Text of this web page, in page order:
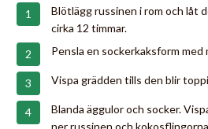
Blötlägg russinen i rom och låt
cirka 12 timmar.
Pensla en sockerkaksform med
Vispa grädden tills den blir
Blanda äggulor och socker.
ner russinen och